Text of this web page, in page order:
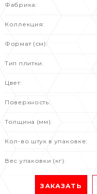
Фабрика:
Коллекция:
Формат (см):
Тип плитки:
Цвет:
Поверхность:
Толщина (мм):
Кол-во штук в упаковке:
Вес упаковки (кг):
ЗАКАЗАТЬ